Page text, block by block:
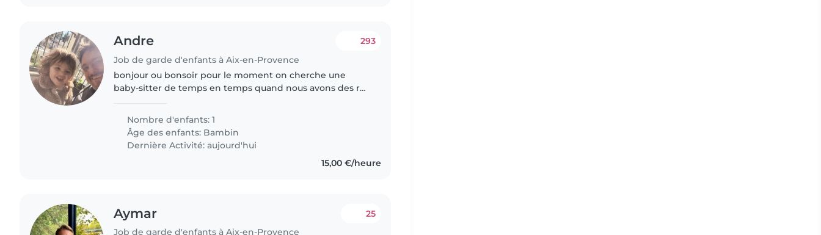
Andre
Job de garde d'enfants à Aix-en-Provence
293
bonjour ou bonsoir pour le moment on cherche une
baby-sitter de temps en temps quand nous avons des rdv
Nombre d'enfants: 1
Âge des enfants: Bambin
Dernière Activité: aujourd'hui
15,00 €/heure
Aymar
Job de garde d'enfants à Aix-en-Provence
25